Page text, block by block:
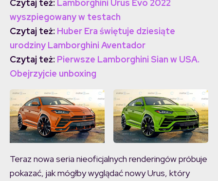
Czytaj też: Lamborghini Urus Evo 2022
wyszpiegowany w testach
Czytaj też: Huber Era świętuje dziesiąte
urodziny Lamborghini Aventador
Czytaj też: Pierwsze Lamborghini Sian w USA.
Obejrzyjcie unboxing
Motor1
Teraz nowa seria nieoficjalnych renderingów próbuje
pokazać, jak mógłby wyglądać nowy Urus, który